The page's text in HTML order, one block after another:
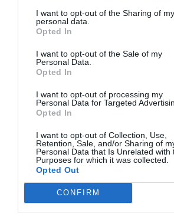
I want to opt-out of the Sharing of my
personal data.
Opted In
I want to opt-out of the Sale of my
Personal Data.
Opted In
I want to opt-out of processing my
Personal Data for Targeted
Opted In
I want to opt-out of Collection, Use,
Retention, Sale, and/or Sharing of
Personal Data that Is Unrelated with
Purposes for which it was collected.
Opted Out
CONFIRM
en diferents parts del món
creant una experiència de
immersiva. Això es va
Barcelona 2023, on es va
Site Selection en concret per
junts de manera virtual.
per Zoom avui.
Banca i prevenció del frau